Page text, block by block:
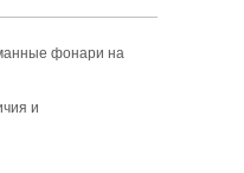
фонари на
и